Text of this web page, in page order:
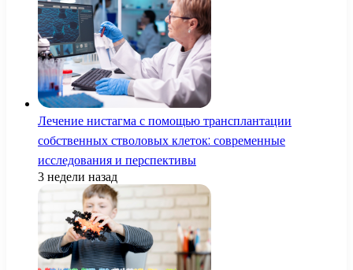
Лечение нистагма с помощью трансплантации
собственных стволовых клеток: современные
исследования и перспективы
3 недели назад